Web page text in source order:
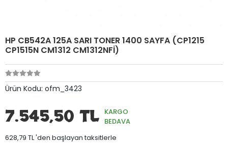
HP CB542A 125A SARI TONER 1400 SAYFA (CP1215
CP1515N CM1312 CM1312NFİ)
Ürün Kodu: ofm_3423
7.545,50 TL KARGO
BEDAVA
628,79 TL 'den başlayan taksitlerle